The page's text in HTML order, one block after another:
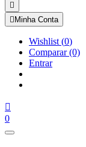

 Minha Conta
Wishlist (0)
Comparar(0)
Entrar

0